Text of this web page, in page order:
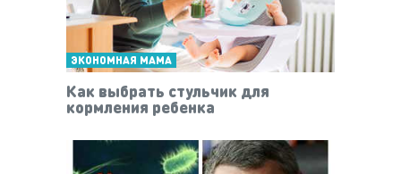
ЭКОНОМНАЯ МАМА
Как выбрать стульчик для
кормления ребенка